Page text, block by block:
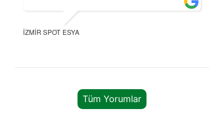
İZMIR SPOT ESYA
Tüm Yorumlar